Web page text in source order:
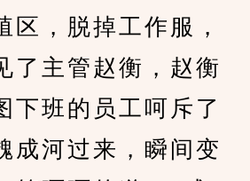
区，脱掉工作服，
了主管赵衡，赵衡
下班的员工呵斥了
成河过来，瞬间变